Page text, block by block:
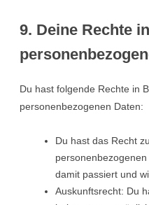
9. Deine Rechte
Du hast folgende Rechte in
personenbezogenen Daten:
Du hast das Recht
damit passiert und
Auskunftsrecht: Du